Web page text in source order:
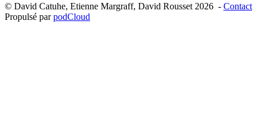
© David Catuhe, Etienne Margraff, David Rousset 2026 - Contact
Propulsé parpodCloud